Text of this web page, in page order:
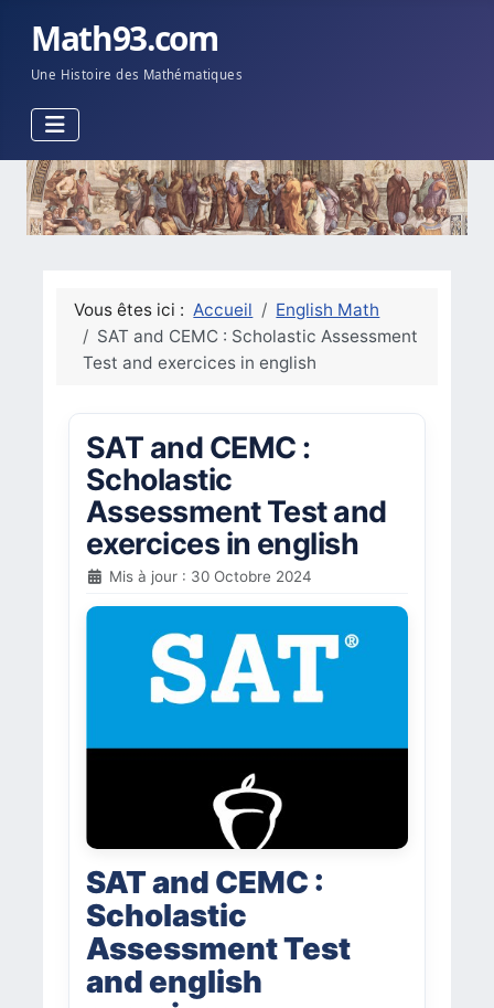
Math93.com
Une Histoire des Mathématiques
Vous êtes ici : Accueil
English Math
SAT and CEMC : Scholastic Assessment
Test and exercices in english
SAT and CEMC :
Scholastic
Assessment Test and
exercices in english
Mis à jour : 30 Octobre 2024
SAT and CEMC :
Scholastic
Assessment Test
and english